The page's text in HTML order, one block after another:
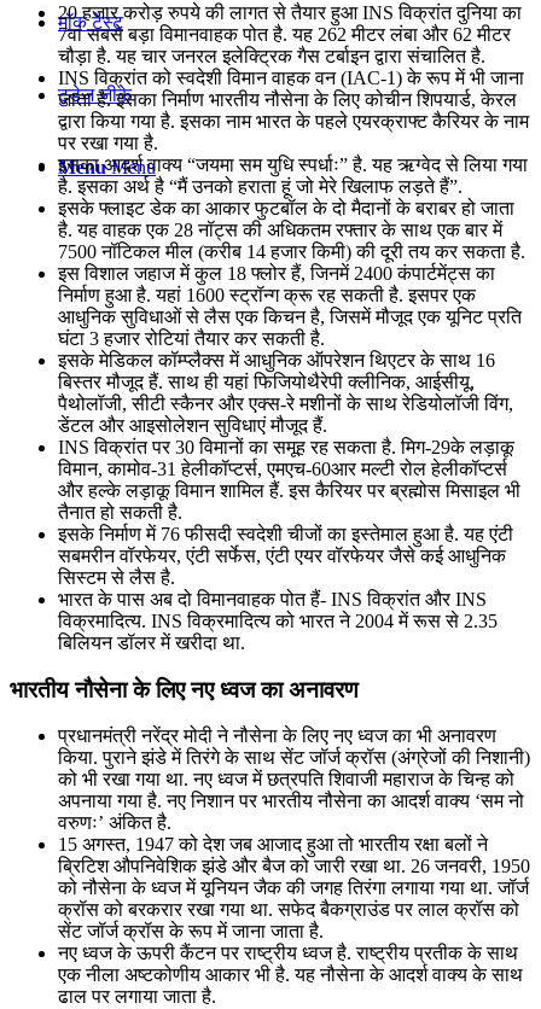
मॉक टेस्ट
टुडेज जीके
Menu Menu
20 हजार करोड़ रुपये की लागत से तैयार हुआ INS विक्रांत दुनिया का
7वां सबसे बड़ा विमानवाहक पोत है. यह 262 मीटर लंबा और 62 मीटर
चौड़ा है. यह चार जनरल इलेक्ट्रिक गैस टर्बाइन द्वारा संचालित है.
INS विक्रांत को स्वदेशी विमान वाहक वन (IAC-1) के रूप में भी जाना
जाता है. इसका निर्माण भारतीय नौसेना के लिए कोचीन शिपयार्ड, केरल
द्वारा किया गया है. इसका नाम भारत के पहले एयरक्राफ्ट कैरियर के नाम
पर रखा गया है.
इसका आदर्श वाक्य “जयमा सम युधि स्पर्धाः” है. यह ऋग्वेद से लिया गया
है. इसका अर्थ है “मैं उनको हराता हूं जो मेरे खिलाफ लड़ते हैं”.
इसके फ्लाइट डेक का आकार फुटबॉल के दो मैदानों के बराबर हो जाता
है. यह वाहक एक 28 नॉट्स की अधिकतम रफ्तार के साथ एक बार में
7500 नॉटिकल मील (करीब 14 हजार किमी) की दूरी तय कर सकता है.
इस विशाल जहाज में कुल 18 फ्लोर हैं, जिनमें 2400 कंपार्टमेंट्स का
निर्माण हुआ है. यहां 1600 स्ट्रॉन्ग क्रू रह सकती है. इसपर एक
आधुनिक सुविधाओं से लैस एक किचन है, जिसमें मौजूद एक यूनिट प्रति
घंटा 3 हजार रोटियां तैयार कर सकती है.
इसके मेडिकल कॉम्प्लैक्स में आधुनिक ऑपरेशन थिएटर के साथ 16
बिस्तर मौजूद हैं. साथ ही यहां फिजियोथैरेपी क्लीनिक, आईसीयू,
पैथोलॉजी, सीटी स्कैनर और एक्स-रे मशीनों के साथ रेडियोलॉजी विंग,
डेंटल और आइसोलेशन सुविधाएं मौजूद हैं.
INS विक्रांत पर 30 विमानों का समूह रह सकता है. मिग-29के लड़ाकू
विमान, कामोव-31 हेलीकॉप्टर्स, एमएच-60आर मल्टी रोल हेलीकॉप्टर्स
और हल्के लड़ाकू विमान शामिल हैं. इस कैरियर पर ब्रह्मोस मिसाइल भी
तैनात हो सकती है.
इसके निर्माण में 76 फीसदी स्वदेशी चीजों का इस्तेमाल हुआ है. यह एंटी
सबमरीन वॉरफेयर, एंटी सर्फेस, एंटी एयर वॉरफेयर जैसे कई आधुनिक
सिस्टम से लैस है.
भारत के पास अब दो विमानवाहक पोत हैं- INS विक्रांत और INS
विक्रमादित्य. INS विक्रमादित्य को भारत ने 2004 में रूस से 2.35
बिलियन डॉलर में खरीदा था.
भारतीय नौसेना के लिए नए ध्वज का अनावरण
प्रधानमंत्री नरेंद्र मोदी ने नौसेना के लिए नए ध्वज का भी अनावरण
किया. पुराने झंडे में तिरंगे के साथ सेंट जॉर्ज क्रॉस (अंग्रेजों की निशानी)
को भी रखा गया था. नए ध्वज में छत्रपति शिवाजी महाराज के चिन्ह को
अपनाया गया है. नए निशान पर भारतीय नौसेना का आदर्श वाक्य ‘सम नो
वरुणः’ अंकित है.
15 अगस्त, 1947 को देश जब आजाद हुआ तो भारतीय रक्षा बलों ने
ब्रिटिश औपनिवेशिक झंडे और बैज को जारी रखा था. 26 जनवरी, 1950
को नौसेना के ध्वज में यूनियन जैक की जगह तिरंगा लगाया गया था. जॉर्ज
क्रॉस को बरकरार रखा गया था. सफेद बैकग्राउंड पर लाल क्रॉस को
सेंट जॉर्ज क्रॉस के रूप में जाना जाता है.
नए ध्वज के ऊपरी कैंटन पर राष्ट्रीय ध्वज है. राष्ट्रीय प्रतीक के साथ
एक नीला अष्टकोणीय आकार भी है. यह नौसेना के आदर्श वाक्य के साथ
ढाल पर लगाया जाता है.